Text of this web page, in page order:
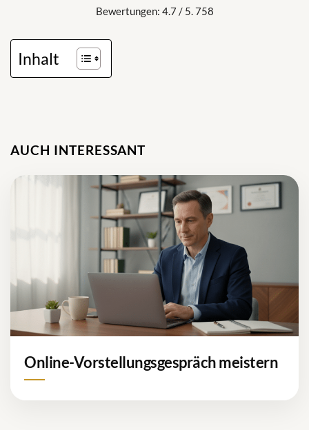
Bewertungen: 4.7 / 5. 758
Inhalt
AUCH INTERESSANT
Online-Vorstellungsgespräch meistern